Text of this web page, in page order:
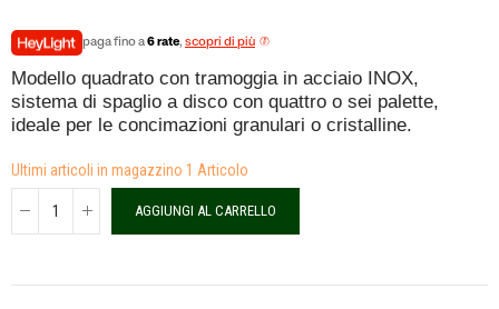
paga fino a6 rate, scopri di più
Modello quadrato con tramoggia in acciaio INOX,
sistema di spaglio a disco con quattro o sei palette,
ideale per le concimazioni granulari o cristalline.
Ultimi articoli in magazzino 1 Articolo
AGGIUNGI AL CARRELLO